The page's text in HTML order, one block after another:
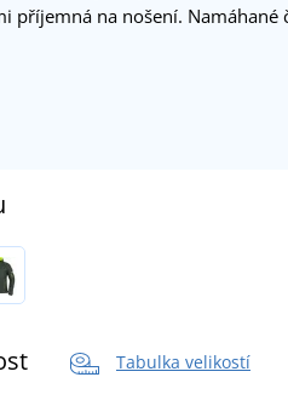
příjemná na nošení. Namáhané
Tabulka velikostí